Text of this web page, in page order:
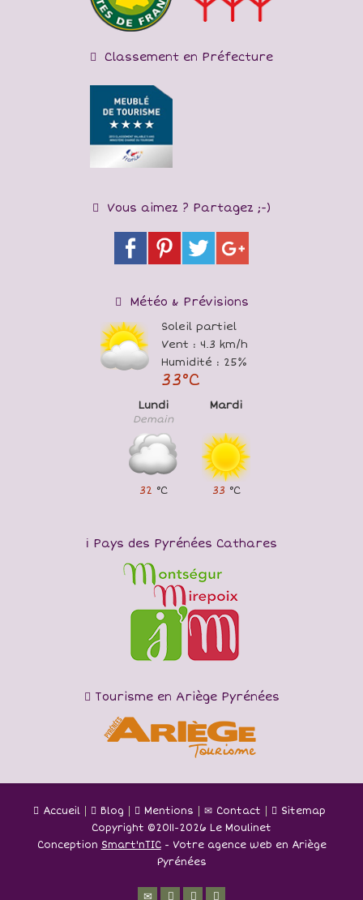
Classement en Préfecture
Vous aimez ? Partagez ;-)
Météo & Prévisions
Soleil partiel
Vent : 4.3 km/h
Humidité : 25%
33°C
Lundi
Demain
32 °C
Mardi
33 °C
Pays des Pyrénées Cathares
Tourisme en Ariège Pyrénées
Accueil Blog Mentions Contact
Sitemap
Copyright ©2011-2026 Le Moulinet
Conception Smart'nTIC- Votre agence web en Ariège
Pyrénées